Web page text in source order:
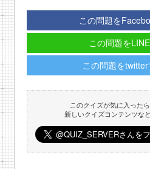
この問題を
この問題を
この問題をtwitter
このクイズが気に入った
新しいクイズコンテンツな